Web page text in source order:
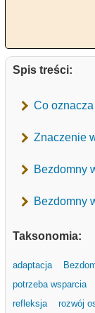
Spis treści:
Co
Znaczenie
Bezdomny
Bezdomny
Taksonomia:
adaptacja
potrzeba wsparcia
refleksja
rozwój